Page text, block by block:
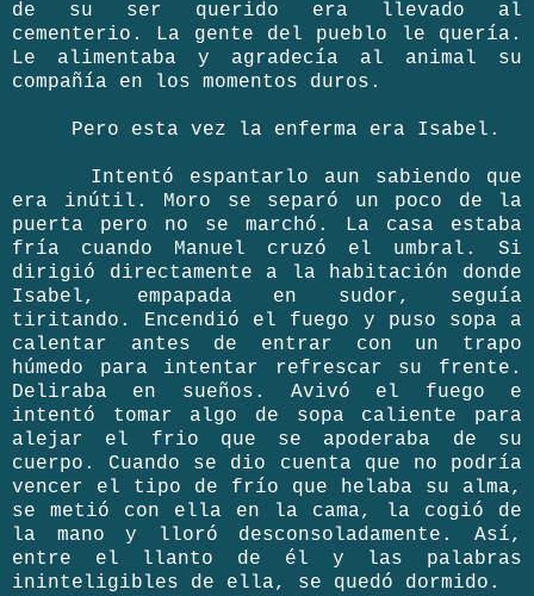
de su ser querido era llevado al
cementerio. La gente del pueblo le quería.
Le alimentaba y agradecía al animal su
compañía en los momentos duros.
Pero esta vez la enferma era Isabel.
Intentó espantarlo aun sabiendo que
era inútil. Moro se separó un poco de la
puerta pero no se marchó. La casa estaba
fría cuando Manuel cruzó el umbral. Si
dirigió directamente a la habitación donde
Isabel, empapada en sudor, seguía
tiritando. Encendió el fuego y puso sopa a
calentar antes de entrar con un trapo
húmedo para intentar refrescar su frente.
Deliraba en sueños. Avivó el fuego e
intentó tomar algo de sopa caliente para
alejar el frio que se apoderaba de su
cuerpo. Cuando se dio cuenta que no podría
vencer el tipo de frío que helaba su alma,
se metió con ella en la cama, la cogió de
la mano y lloró desconsoladamente. Así,
entre el llanto de él y las palabras
ininteligibles de ella, se quedó dormido.